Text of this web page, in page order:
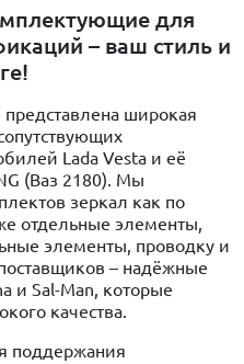
для
– ваш стиль и
широкая
Lada Vesta и её
(Ваз 2180). Мы
зеркал как по
отдельные элементы,
элементы, проводку и
– надёжные
и Sal-Man, которые
качества.
поддержания